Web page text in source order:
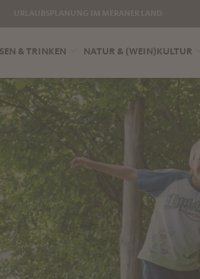
& TRINKEN NATUR & (WEIN)KULTUR